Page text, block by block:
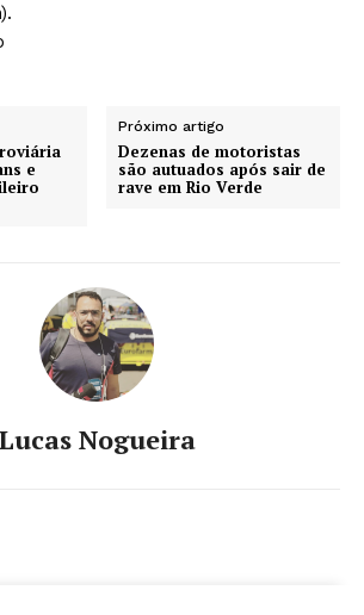
e
Próximo artigo
Dezenas de motoristas
são autuados após sair de
rave em Rio Verde
Lucas Nogueira